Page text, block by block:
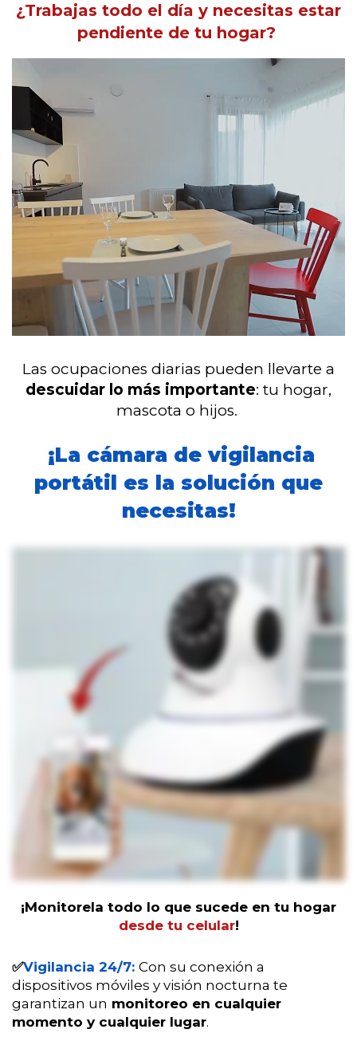
¿Trabajas todo el día y necesitas estar
pendiente de tu hogar?
Las ocupaciones diarias pueden llevarte a
descuidar lo más importante: tu hogar,
mascota o hijos.
¡La cámara de vigilancia
portátil es la solución que
necesitas!
¡Monitorela todo lo que sucede en tu hogar
desde tu celular!
✅Vigilancia 24/7: Con su conexión a
dispositivos móviles y visión nocturna te
garantizan un monitoreo en cualquier
momento y cualquier lugar.